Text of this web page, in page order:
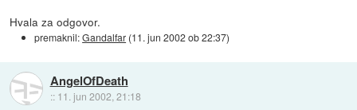
Hvala za odgovor.
premaknil:Gandalfar (11. jun 2002 ob 22:37)
AngelOfDeath
:: 11. jun 2002, 21:18